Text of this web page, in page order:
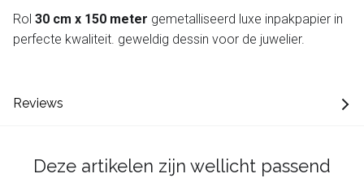
Rol 30 cm x 150 meter gemetalliseerd luxe inpakpapier in
perfecte kwaliteit. geweldig dessin voor de juwelier.
Reviews
Deze artikelen zijn wellicht passend